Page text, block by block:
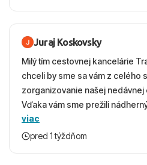
Juraj Koskovsky
Milý tím cestovnej kancelárie
chceli by sme sa vám z celého
zorganizovanie našej
Vďaka vám sme prežili
ešte dlho s úsmevom spomínať.
absolútne hladko – od
viac
pred 1 týždňom